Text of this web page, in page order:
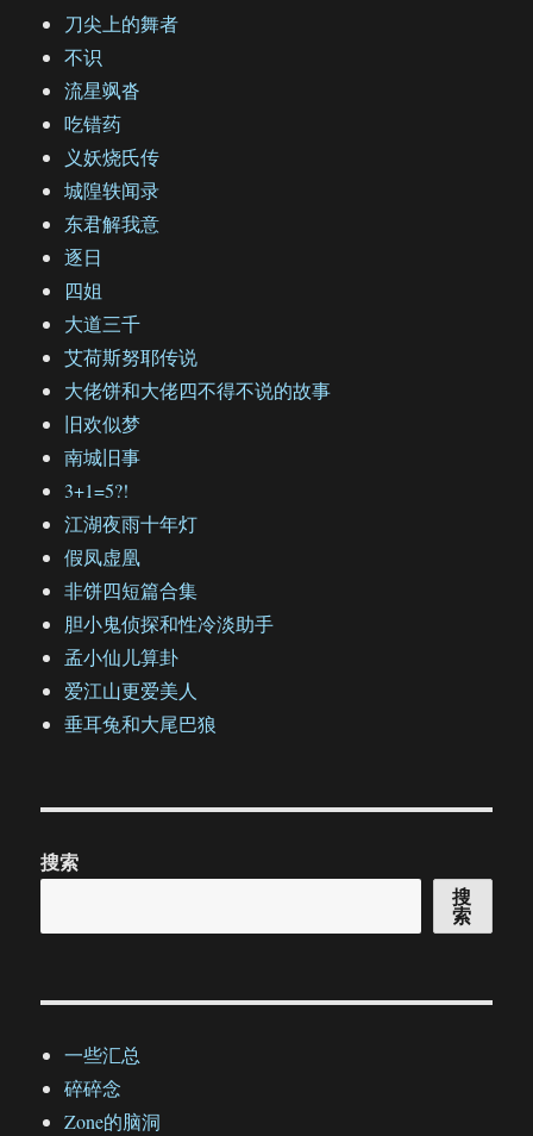
刀尖上的舞者
不识
流星飒沓
吃错药
义妖烧氏传
城隍轶闻录
东君解我意
逐日
四姐
大道三千
艾荷斯努耶传说
大佬饼和大佬四不得不说的故事
旧欢似梦
南城旧事
3+1=5?!
江湖夜雨十年灯
假凤虚凰
非饼四短篇合集
胆小鬼侦探和性冷淡助手
孟小仙儿算卦
爱江山更爱美人
垂耳兔和大尾巴狼
搜索
搜
索
一些汇总
碎碎念
Zone的脑洞